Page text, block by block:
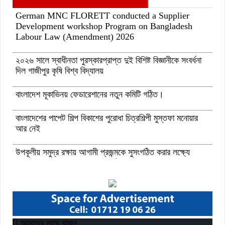
German MNC FLORETT conducted a Supplier
Development workshop Program on Bangladesh
Labour Law (Amendment) 2026
২০২৬ সালে স্বাধীনতা পুরস্কারপ্রাপ্ত দুই বিশিষ্ট বিজ্ঞানীকে সংবর্ধনা
দিল গাজীপুর কৃষি বিশ্ব বিদ্যালয়
বাংলাদেশ মূকাভিনয় ফেডারেশানের নতুন কমিটি গঠিত।
বাংলাদেশের পাপেট শিল্প বিকাশের পুরোধা চিত্রশিল্পী মুস্তফা মনোয়ার
আর নেই
উপকূলীয় সমুদ্র রক্ষায় আগামী প্রজন্মকে সুসংগঠিত করার লক্ষ্যে
“বাংলাদেশ ইনস্টিটিউট অব ট্যুরিজম অ্যান্ড হসপিটালিটি” তে ৬ মাস
মেয়াদী চারটি সার্টিফিকেট কোর্সে ভর্তি শুরু হয়েছে।